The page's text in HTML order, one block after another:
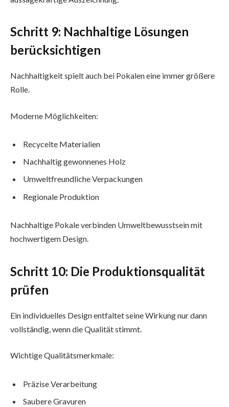
Schritt 9: Nachhaltige Lösungen
berücksichtigen
Nachhaltigkeit spielt auch bei Pokalen eine immer größere
Rolle.
Moderne Möglichkeiten:
Recycelte Materialien
Nachhaltig gewonnenes Holz
Umweltfreundliche Verpackungen
Regionale Produktion
Nachhaltige Pokale verbinden Umweltbewusstsein mit
hochwertigem Design.
Schritt 10: Die Produktionsqualität
prüfen
Ein individuelles Design entfaltet seine Wirkung nur dann
vollständig, wenn die Qualität stimmt.
Wichtige Qualitätsmerkmale:
Präzise Verarbeitung
Saubere Gravuren